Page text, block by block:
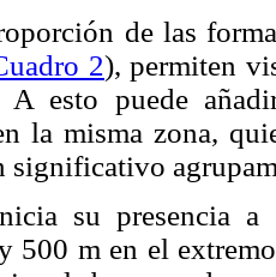
de las
2), permiten
A esto puede
la misma zona,
significativo
su presencia
500 m en el